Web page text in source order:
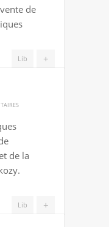
KILO
DE
de
+
Lib
de la
+
Lib